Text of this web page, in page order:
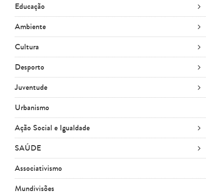
Educação
Ambiente
Cultura
Desporto
Juventude
Urbanismo
Ação Social e Igualdade
SAÚDE
Associativismo
Mundivisões